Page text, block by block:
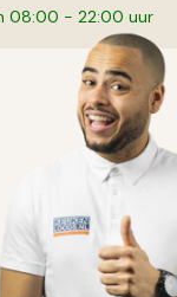
08:00 - 22:00 uur